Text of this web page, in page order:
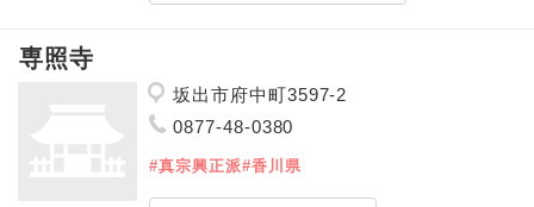
専照寺
坂出市府中町3597-2
0877-48-0380
#真宗興正派#香川県